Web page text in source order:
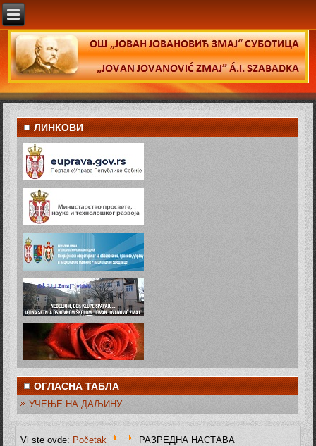
ЛИНКОВИ
ОГЛАСНА ТАБЛА
УЧЕЊЕ НА ДАЉИНУ
Vi ste ovde: Početak РАЗРЕДНА НАСТАВА